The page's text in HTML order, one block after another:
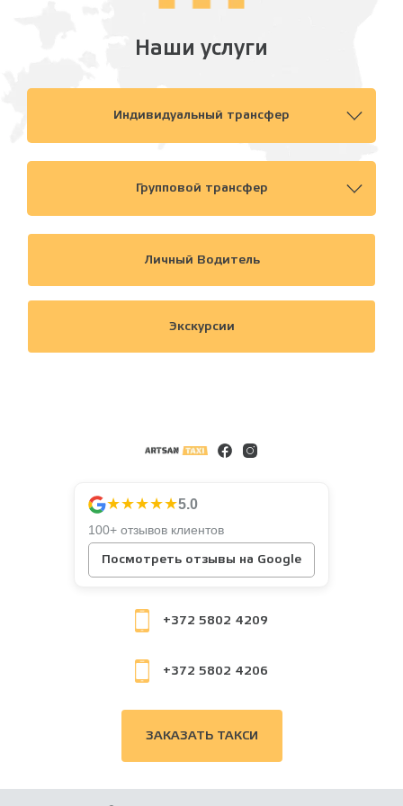
Наши услуги
Индивидуальный трансфер
Групповой трансфер
Личный Водитель
Экскурсии
★★★★★5.0
100+ отзывов клиентов
Посмотреть отзывы на Google
+372 5802 4209
+372 5802 4206
ЗАКАЗАТЬ ТАКСИ